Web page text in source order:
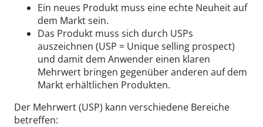
Ein neues Produkt muss eine echte Neuheit auf
dem Markt sein.
Das Produkt muss sich durch USPs
auszeichnen (USP = Unique selling prospect)
und damit dem Anwender einen klaren
Mehrwert bringen gegenüber anderen auf dem
Markt erhältlichen Produkten.
Der Mehrwert (USP) kann verschiedene Bereiche
betreffen: